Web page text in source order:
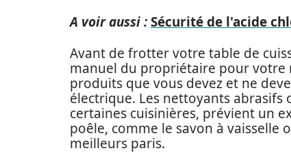
A voir aussi :Sécurité de l'acide
Avant de frotter votre table de
manuel du propriétaire pour votre
produits que vous devez et ne
électrique. Les nettoyants
certaines cuisinières, prévient un
poêle, comme le savon à vaisselle
meilleurs paris.